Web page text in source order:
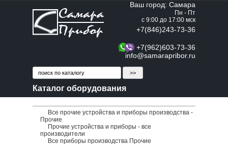
Ваш город: Самара
Пн - Пт
с 9:00 до 17:00 мск
+7(846)243-73-36
+7(962)603-73-36
info@samarapribor.ru
Каталог оборудования
Все прочие устройства и приборы производства -
Прочие
Прочие устройства и приборы - все
производители
Все приборы производства Прочие